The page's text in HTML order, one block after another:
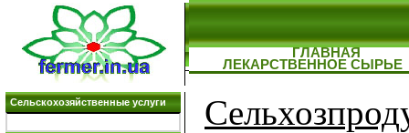
ГЛАВНАЯ
ЛЕКАРСТВЕННОЕ СЫРЬЕ
Сельскохозяйственные услуги